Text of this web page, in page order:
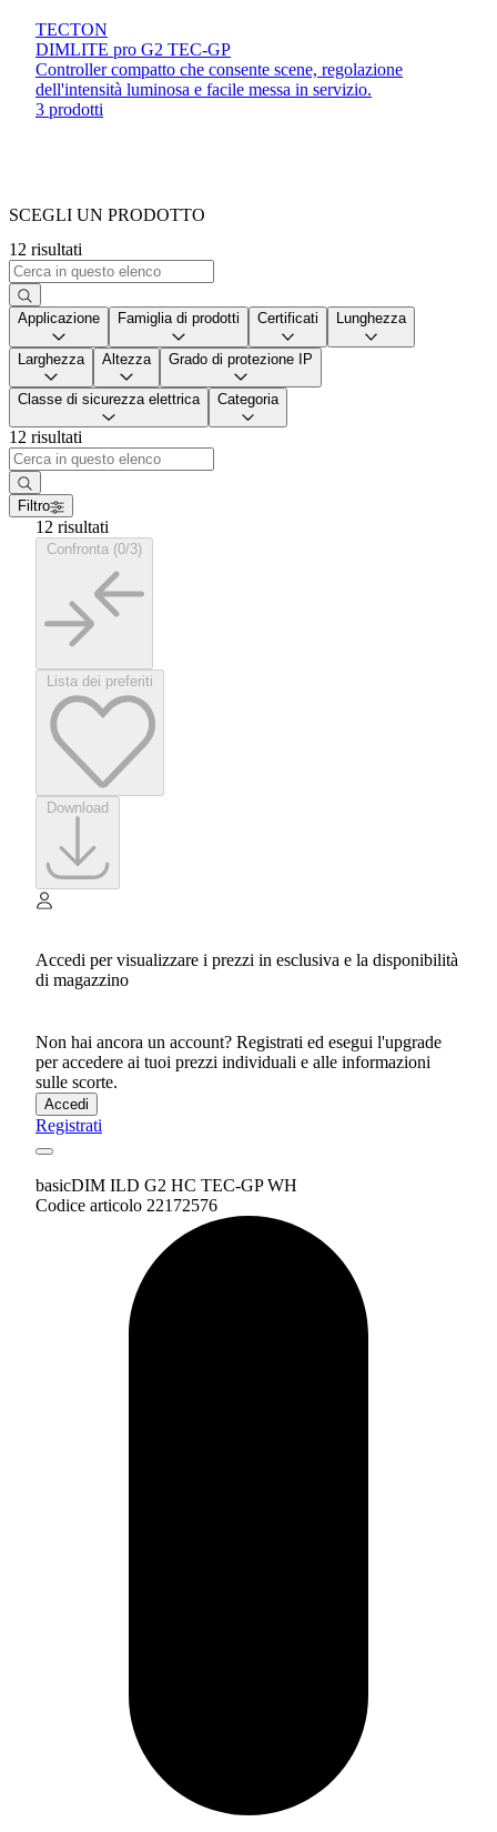
TECTON
DIMLITE pro G2 TEC-GP
Controller compatto che consente scene, regolazione
dell'intensità luminosa e facile messa in servizio.
3 prodotti
SCEGLI UN PRODOTTO
12 risultati
Applicazione Famiglia di prodotti Certificati Lunghezza
Larghezza Altezza Grado di protezione IP
Classe di sicurezza elettrica Categoria
12 risultati
Filtro
12 risultati
Accedi per visualizzare i prezzi in esclusiva e la disponibilità
di magazzino
Non hai ancora un account? Registrati ed esegui l'upgrade
per accedere ai tuoi prezzi individuali e alle informazioni
sulle scorte.
Accedi
Registrati
basicDIM ILD G2 HC TEC-GP WH
Codice articolo 22172576